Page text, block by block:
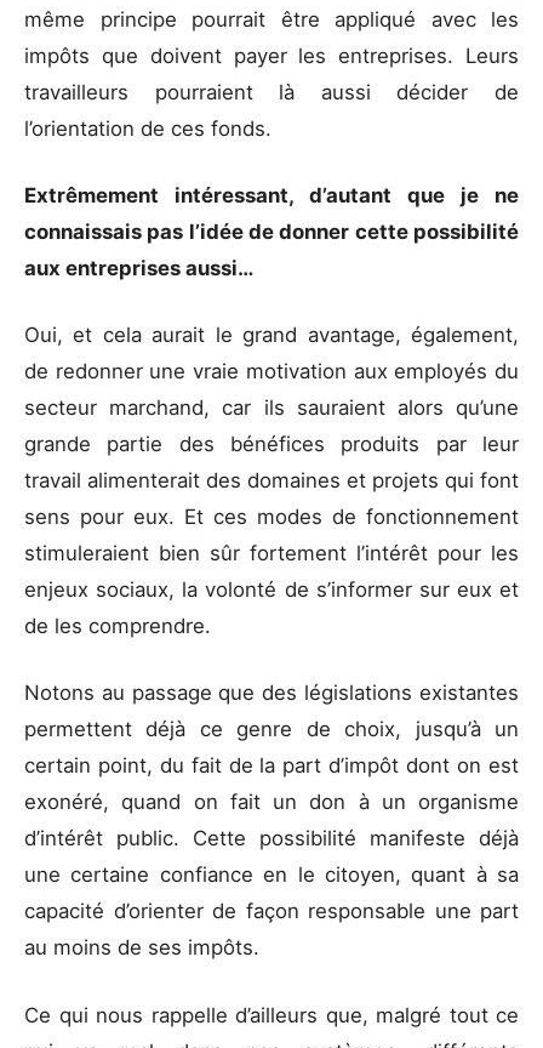
même principe pourrait être appliqué avec les
impôts que doivent payer les entreprises. Leurs
travailleurs pourraient là aussi décider de
l’orientation de ces fonds.
Extrêmement intéressant, d’autant que je ne
connaissais pas l’idée de donner cette possibilité
aux entreprises aussi…
Oui, et cela aurait le grand avantage, également,
de redonner une vraie motivation aux employés du
secteur marchand, car ils sauraient alors qu’une
grande partie des bénéfices produits par leur
travail alimenterait des domaines et projets qui font
sens pour eux. Et ces modes de fonctionnement
stimuleraient bien sûr fortement l’intérêt pour les
enjeux sociaux, la volonté de s’informer sur eux et
de les comprendre.
Notons au passage que des législations existantes
permettent déjà ce genre de choix, jusqu’à un
certain point, du fait de la part d’impôt dont on est
exonéré, quand on fait un don à un organisme
d’intérêt public. Cette possibilité manifeste déjà
une certaine confiance en le citoyen, quant à sa
capacité d’orienter de façon responsable une part
au moins de ses impôts.
Ce qui nous rappelle d’ailleurs que, malgré tout ce